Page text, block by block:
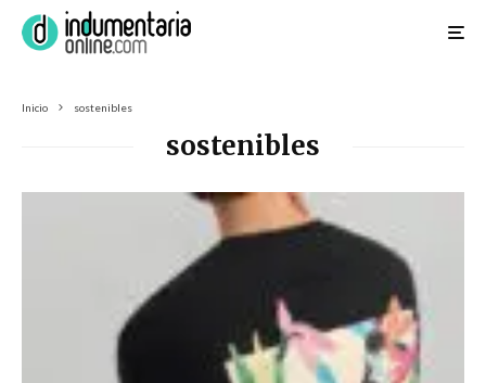
Inicio sostenibles
sostenibles